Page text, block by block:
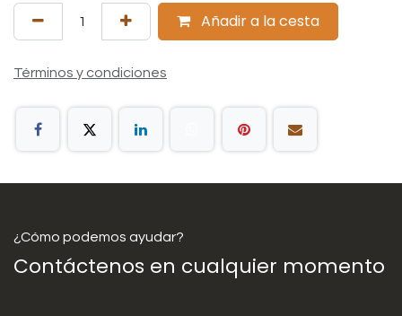
Añadir a la cesta
Términos y condiciones
¿Cómo podemos ayudar?
Contáctenos en cualquier momento